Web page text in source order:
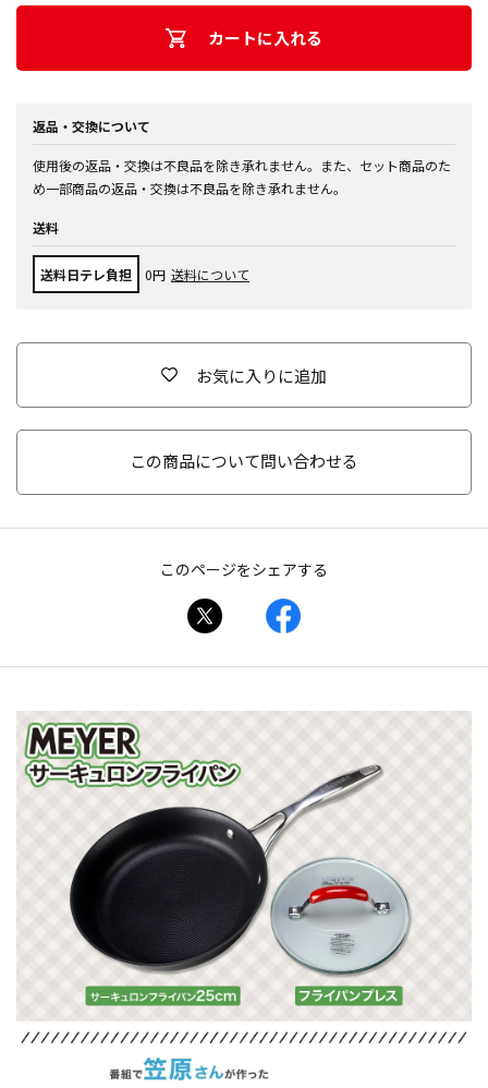
カートに入れる
返品・交換について
使用後の返品・交換は不良品を除き承れません。また、セット商品のた
め一部商品の返品・交換は不良品を除き承れません。
送料
送料日テレ負担 0円 送料について
お気に入りに追加
この商品について問い合わせる
このページをシェアする